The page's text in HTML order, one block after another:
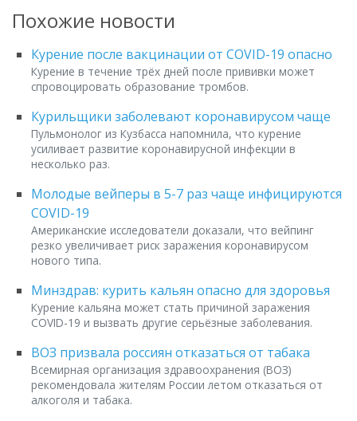
Похожие новости
Курение после вакцинации от COVID-19 опасно
Курение в течение трёх дней после прививки может
спровоцировать образование тромбов.
Курильщики заболевают коронавирусом чаще
Пульмонолог из Кузбасса напомнила, что курение
усиливает развитие коронавирусной инфекции в
несколько раз.
Молодые вейперы в 5-7 раз чаще инфицируются
COVID-19
Американские исследователи доказали, что вейпинг
резко увеличивает риск заражения коронавирусом
нового типа.
Минздрав: курить кальян опасно для здоровья
Курение кальяна может стать причиной заражения
COVID-19 и вызвать другие серьёзные заболевания.
ВОЗ призвала россиян отказаться от табака
Всемирная организация здравоохранения (ВОЗ)
рекомендовала жителям России летом отказаться от
алкоголя и табака.